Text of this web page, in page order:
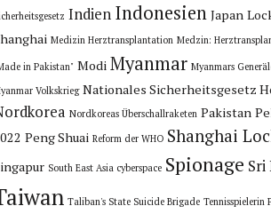
Indien Indonesien Japan
Medizin Herztransplantation Medzin:
in Pakistan" Modi Myanmar Myanmars
Volkskrieg Nationales Sicherheitsgesetz
Nordkoreas Überschallraketen Pakistan
Peng Shuai Reform der WHO Shanghai
South East Asia cyberspace Spionage Sri
Taliban's State Suicide Brigade Tennisspielerin